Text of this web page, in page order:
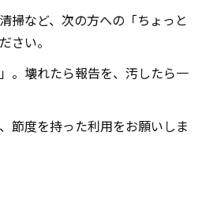
掃など、次の方への「ちょっと
さい。
。壊れたら報告を、汚したら一
節度を持った利用をお願いしま